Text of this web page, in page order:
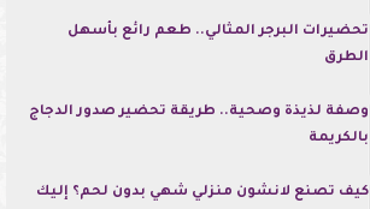
تحضيرات البرجر المثالي.. طعم رائع بأسهل
الطرق
وصفة لذيذة وصحية.. طريقة تحضير صدور الدجاج
بالكريمة
كيف تصنع لانشون منزلي شهي بدون لحم؟ إليك